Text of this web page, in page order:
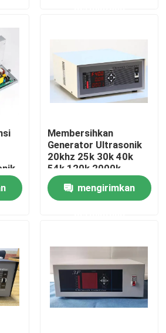
pembersihan
Transducer
Membersihkan
Generator Ultrasonik
20khz 25k 30k 40k
54k 120k 2000k
Kontrol Digital
mengirimkan